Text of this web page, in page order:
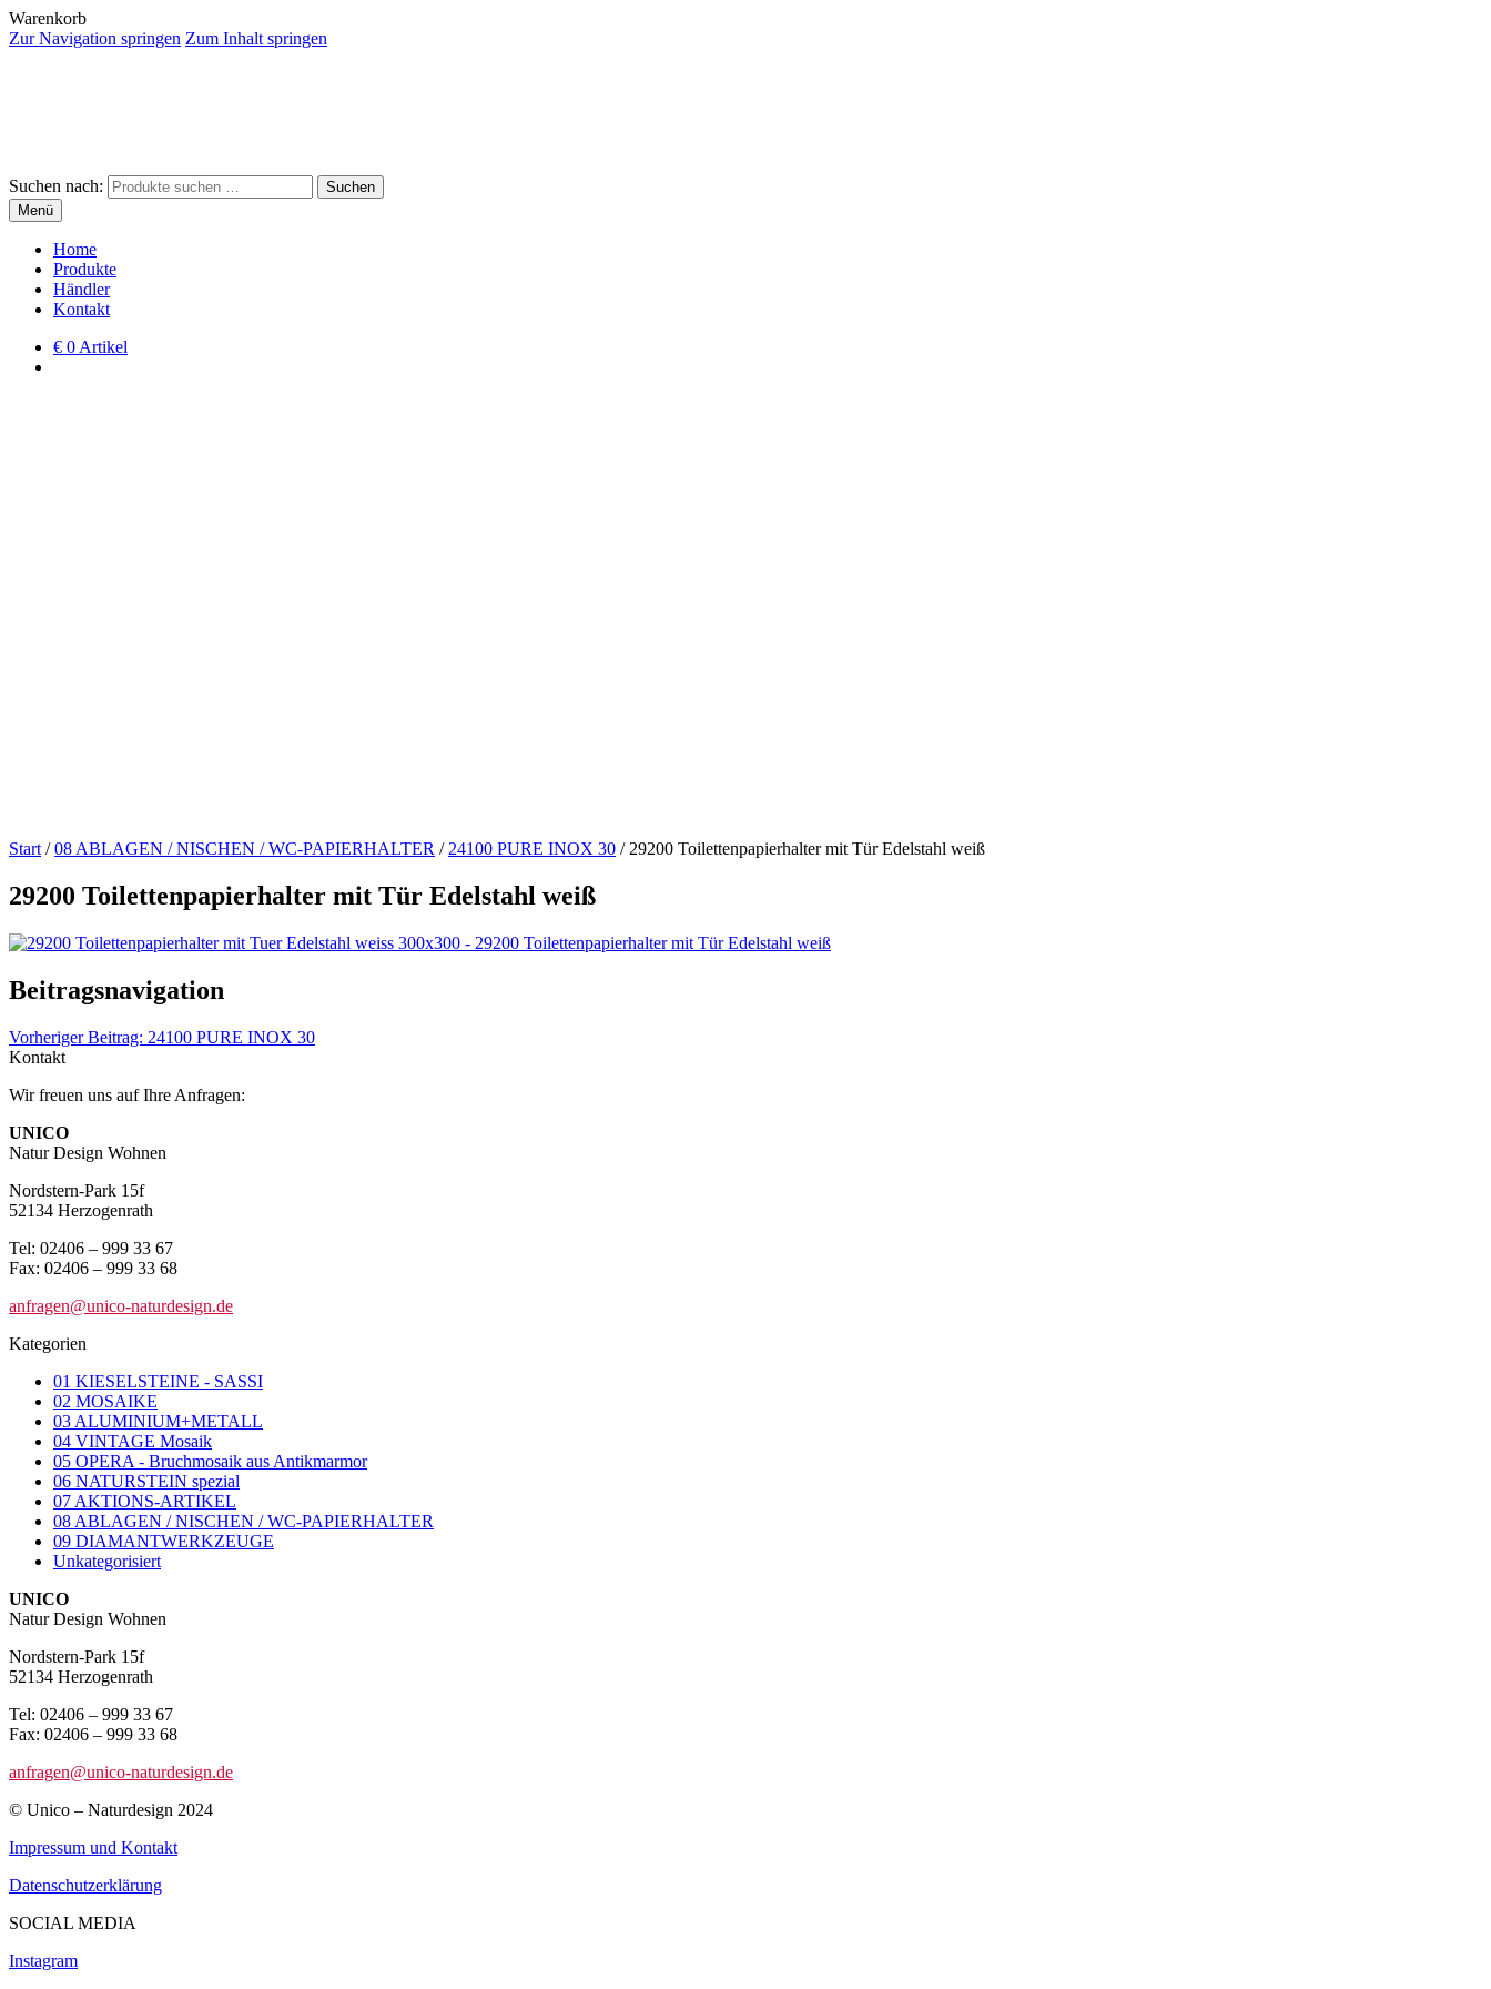
Warenkorb
Zur Navigation springen Zum Inhalt springen
Suchen nach:
Suchen
Menü
Home
Produkte
Händler
Kontakt
€ 0 Artikel
Start /08 ABLAGEN / NISCHEN / WC-PAPIERHALTER / 24100 PURE INOX 30 / 29200 Toilettenpapierhalter mit Tür Edelstahl weiß
29200 Toilettenpapierhalter mit Tür Edelstahl weiß
Beitragsnavigation
Vorheriger Beitrag: 24100 PURE INOX 30
Kontakt
Wir freuen uns auf Ihre Anfragen:
UNICO
Natur Design Wohnen
Nordstern-Park 15f
52134 Herzogenrath
Tel: 02406 – 999 33 67
Fax: 02406 – 999 33 68
anfragen@unico-naturdesign.de
Kategorien
01 KIESELSTEINE - SASSI
02 MOSAIKE
03 ALUMINIUM+METALL
04 VINTAGE Mosaik
05 OPERA - Bruchmosaik aus Antikmarmor
06 NATURSTEIN spezial
07 AKTIONS-ARTIKEL
08 ABLAGEN / NISCHEN / WC-PAPIERHALTER
09 DIAMANTWERKZEUGE
Unkategorisiert
UNICO
Natur Design Wohnen
Nordstern-Park 15f
52134 Herzogenrath
Tel: 02406 – 999 33 67
Fax: 02406 – 999 33 68
anfragen@unico-naturdesign.de
© Unico – Naturdesign 2024
Impressum und Kontakt
Datenschutzerklärung
SOCIAL MEDIA
Instagram